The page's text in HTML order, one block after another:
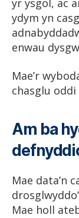
yr ysgol, ac
ydym yn
enwau
Mae’r
chasglu
Am ba
Mae data’n
Mae holl